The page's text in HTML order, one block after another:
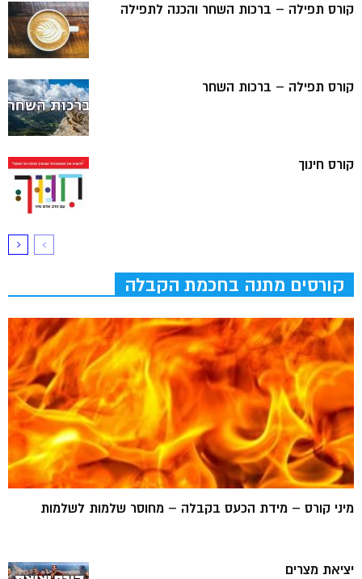
קורס תפילה – ברכות השחר והכנה לתפילה
קורס תפילה – ברכות השחר
קורס חינוך
קורסים מתנה בחכמת הקבלה
מיני קורס – מידת הכעס בקבלה – מחוסר שלמות לשלמות
יציאת מצרים